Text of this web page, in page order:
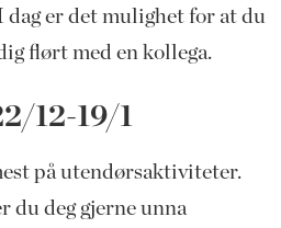
dag er det mulighet for at du
flørt med en kollega.
12-19/1
på utendørsaktiviteter.
du deg gjerne unna